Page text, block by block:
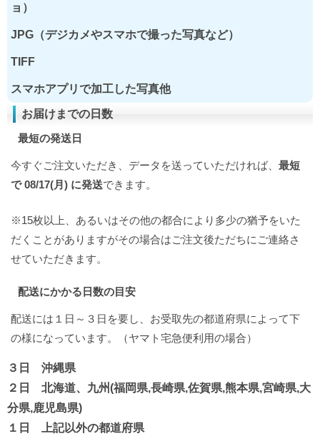
ョ）
JPG（デジカメやスマホで撮った写真など）
TIFF
スマホアプリで加工した写真他
お届けまでの日数
最短の発送日
今すぐご注文いただき、データを送っていただければ、 最短
で 08/17(月) に発送できます。
※15枚以上、あるいはその他の都合により多少の猶予をいた
だくことがありますがその場合はご注文後ただちにご連絡さ
せていただきます。
配送にかかる日数の目安
配送には１日～３日を要し、お受取先の都道府県によって下
の様になっています。（ヤマト宅急便利用の場合）
３日 沖縄県
２日 北海道、九州(福岡県,長崎県,佐賀県,熊本県,宮崎県,大
分県,鹿児島県)
１日 上記以外の都道府県